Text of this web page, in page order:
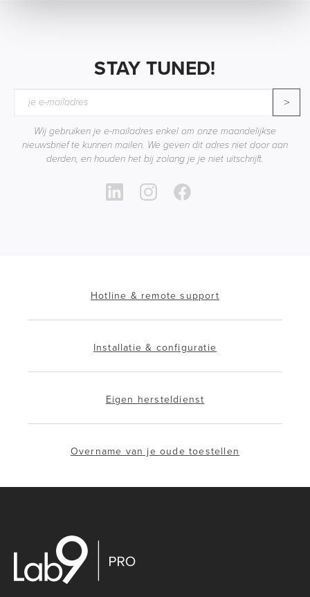
STAY TUNED!
>
Wij gebruiken je e-mailadres enkel om onze maandelijkse
nieuwsbrief te kunnen mailen. We geven dit adres niet door aan
derden, en houden het bij zolang je je niet uitschrijft.
Hotline & remote support
Installatie & configuratie
Eigen hersteldienst
Overname van je oude toestellen